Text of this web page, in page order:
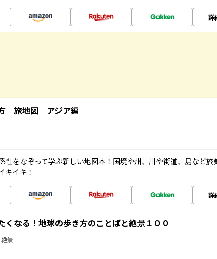
詳
旅地図 アジア編
性をなぞって学ぶ新しい地図本！国境や州、川や街道、島など旅
キイキ！
詳
くなる！地球の歩き方のことばと絶景１００
景